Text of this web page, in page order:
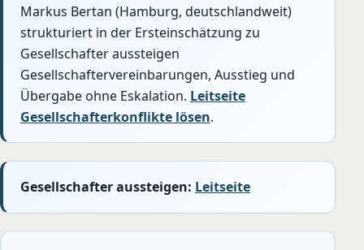
Markus Bertan (Hamburg, deutschlandweit)
strukturiert in der Ersteinschätzung zu
Gesellschafter aussteigen
Gesellschaftervereinbarungen, Ausstieg und
Übergabe ohne Eskalation. Leitseite
Gesellschafterkonflikte lösen.
Gesellschafter aussteigen: Leitseite